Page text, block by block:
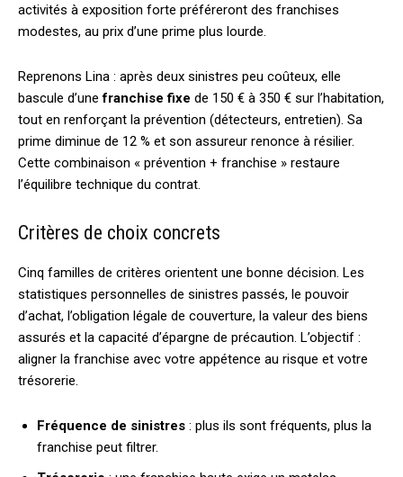
activités à exposition forte préféreront des franchises
modestes, au prix d’une prime plus lourde.
Reprenons Lina : après deux sinistres peu coûteux, elle
bascule d’unefranchise fixe de 150 € à 350 € sur l’habitation,
tout en renforçant la prévention (détecteurs, entretien). Sa
prime diminue de 12 % et son assureur renonce à résilier.
Cette combinaison « prévention + franchise » restaure
l’équilibre technique du contrat.
Critères de choix concrets
Cinq familles de critères orientent une bonne décision. Les
statistiques personnelles de sinistres passés, le pouvoir
d’achat, l’obligation légale de couverture, la valeur des biens
assurés et la capacité d’épargne de précaution. L’objectif :
aligner la franchise avec votre appétence au risque et votre
trésorerie.
Fréquence de sinistres : plus ils sont fréquents, plus la
franchise peut filtrer.